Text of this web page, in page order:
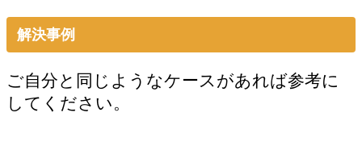
解決事例
ご自分と同じようなケースがあれば参考に
してください。